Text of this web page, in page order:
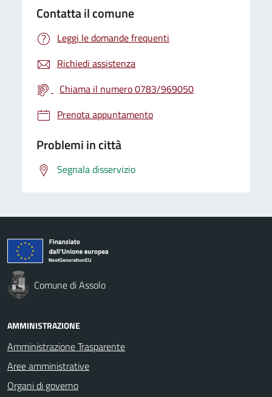
Contatta il comune
Leggi le domande frequenti
Richiedi assistenza
Chiama il numero 0783/969050
Prenota appuntamento
Problemi in città
Segnala disservizio
Comune di Assolo
AMMINISTRAZIONE
Amministrazione Trasparente
Aree amministrative
Organi di governo